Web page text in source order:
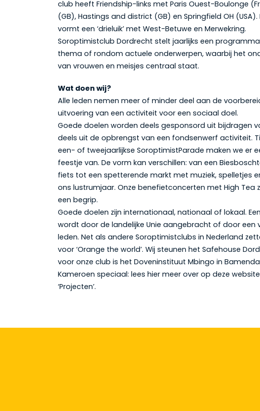
club heeft Friendship-links met Paris Ouest-Boulonge
(GB), Hastings and district (GB) en Springfield OH
vormt een ‘drieluik’ met West-Betuwe en Merwekring.
Soroptimistclub Dordrecht stelt jaarlijks een
thema of rondom actuele onderwerpen, waarbij het
van vrouwen en meisjes centraal staat.
Wat doen wij?
Alle leden nemen meer of minder deel aan de
uitvoering van een activiteit voor een sociaal doel.
Goede doelen worden deels gesponsord uit bijdragen
deels uit de opbrengst van een fondsenwerf activiteit.
een- of tweejaarlijkse SoroptimistParade maken we er
feestje van. De vorm kan verschillen: van een
fiets tot een spetterende markt met muziek, spelletjes
ons lustrumjaar. Onze benefietconcerten met High Tea
een begrip.
Goede doelen zijn internationaal, nationaal of lokaal.
wordt door de landelijke Unie aangebracht of door een
leden. Net als andere Soroptimistclubs in Nederland
voor ‘Orange the world’. Wij steunen het Safehouse
voor onze club is het Doveninstituut Mbingo in
Kameroen speciaal: lees hier meer over op deze
‘Projecten’.